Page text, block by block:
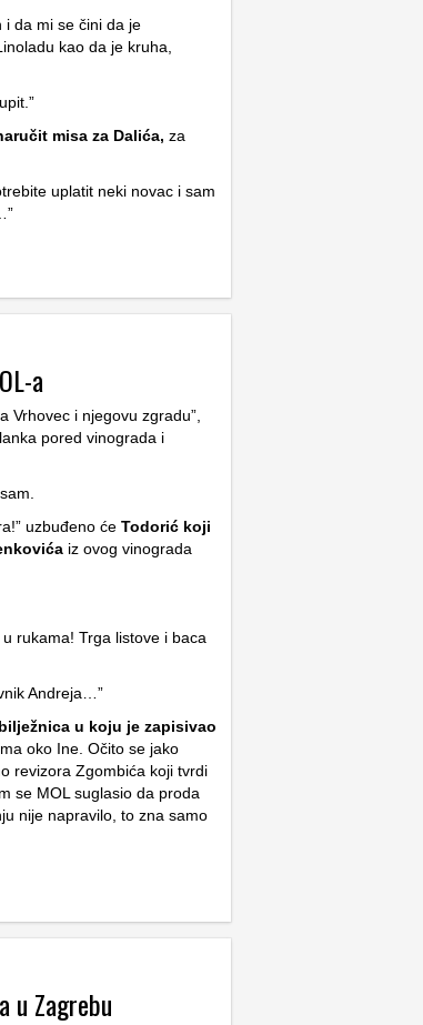
i da mi se čini da je
kao da je kruha,
misa za Dalića, za
uplatit neki novac i sam
a
Vrhovec i njegovu zgradu”,
pored vinograda i
uzbuđeno će Todorić koji
iz ovog vinograda
rukama! Trga listove i baca
Andreja…”
u koju je zapisivao
oko Ine. Očito se jako
revizora Zgombića koji tvrdi
se MOL suglasio da proda
nije napravilo, to zna samo
u Zagrebu